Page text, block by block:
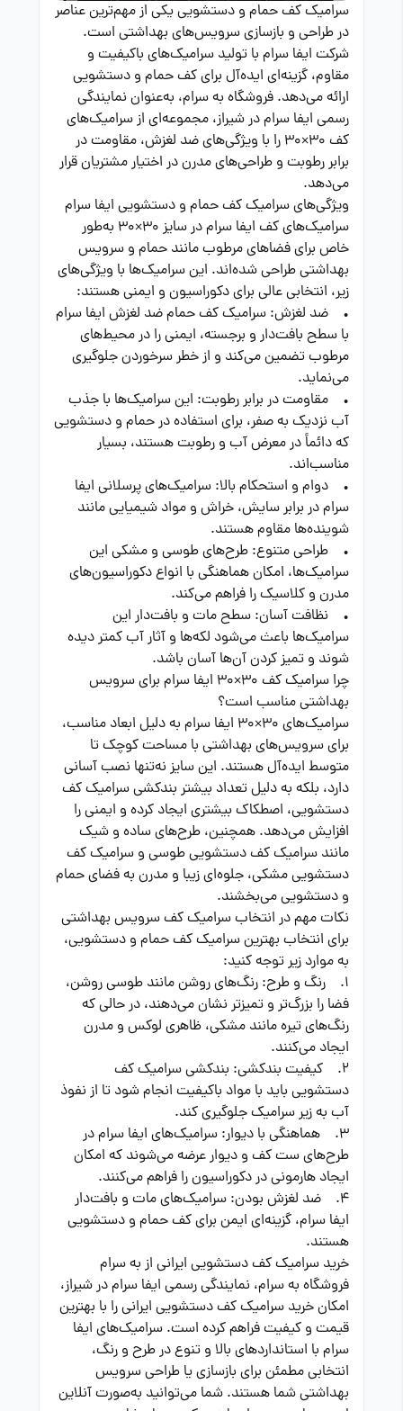
سرامیک کف حمام و دستشویی یکی از مهم‌ترین عناصر
در طراحی و بازسازی سرویس‌های بهداشتی است.
شرکت ایفا سرام با تولید سرامیک‌های باکیفیت و
مقاوم، گزینه‌ای ایده‌آل برای کف حمام و دستشویی
ارائه می‌دهد. فروشگاه به سرام، به‌عنوان نمایندگی
رسمی ایفا سرام در شیراز، مجموعه‌ای از سرامیک‌های
کف 30×30 را با ویژگی‌های ضد لغزش، مقاومت در
برابر رطوبت و طراحی‌های مدرن در اختیار مشتریان قرار
می‌دهد.
ویژگی‌های سرامیک کف حمام و دستشویی ایفا سرام
سرامیک‌های کف ایفا سرام در سایز 30×30 به‌طور
خاص برای فضاهای مرطوب مانند حمام و سرویس
بهداشتی طراحی شده‌اند. این سرامیک‌ها با ویژگی‌های
زیر، انتخابی عالی برای دکوراسیون و ایمنی هستند:
• ضد لغزش: سرامیک کف حمام ضد لغزش ایفا سرام
با سطح بافت‌دار و برجسته، ایمنی را در محیط‌های
مرطوب تضمین می‌کند و از خطر سرخوردن جلوگیری
می‌نماید.
• مقاومت در برابر رطوبت: این سرامیک‌ها با جذب
آب نزدیک به صفر، برای استفاده در حمام و دستشویی
که دائماً در معرض آب و رطوبت هستند، بسیار
مناسب‌اند.
• دوام و استحکام بالا: سرامیک‌های پرسلانی ایفا
سرام در برابر سایش، خراش و مواد شیمیایی مانند
شوینده‌ها مقاوم هستند.
• طراحی متنوع: طرح‌های طوسی و مشکی این
سرامیک‌ها، امکان هماهنگی با انواع دکوراسیون‌های
مدرن و کلاسیک را فراهم می‌کند.
• نظافت آسان: سطح مات و بافت‌دار این
سرامیک‌ها باعث می‌شود لکه‌ها و آثار آب کمتر دیده
شوند و تمیز کردن آن‌ها آسان باشد.
چرا سرامیک کف 30×30 ایفا سرام برای سرویس
بهداشتی مناسب است؟
سرامیک‌های 30×30 ایفا سرام به دلیل ابعاد مناسب،
برای سرویس‌های بهداشتی با مساحت کوچک تا
متوسط ایده‌آل هستند. این سایز نه‌تنها نصب آسانی
دارد، بلکه به دلیل تعداد بیشتر بندکشی سرامیک کف
دستشویی، اصطکاک بیشتری ایجاد کرده و ایمنی را
افزایش می‌دهد. همچنین، طرح‌های ساده و شیک
مانند سرامیک کف دستشویی طوسی و سرامیک کف
دستشویی مشکی، جلوه‌ای زیبا و مدرن به فضای حمام
و دستشویی می‌بخشند.
نکات مهم در انتخاب سرامیک کف سرویس بهداشتی
برای انتخاب بهترین سرامیک کف حمام و دستشویی،
به موارد زیر توجه کنید:
1. رنگ و طرح: رنگ‌های روشن مانند طوسی روشن،
فضا را بزرگ‌تر و تمیزتر نشان می‌دهند، در حالی که
رنگ‌های تیره مانند مشکی، ظاهری لوکس و مدرن
ایجاد می‌کنند.
2. کیفیت بندکشی: بندکشی سرامیک کف
دستشویی باید با مواد باکیفیت انجام شود تا از نفوذ
آب به زیر سرامیک جلوگیری کند.
3. هماهنگی با دیوار: سرامیک‌های ایفا سرام در
طرح‌های ست کف و دیوار عرضه می‌شوند که امکان
ایجاد هارمونی در دکوراسیون را فراهم می‌کنند.
4. ضد لغزش بودن: سرامیک‌های مات و بافت‌دار
ایفا سرام، گزینه‌ای ایمن برای کف حمام و دستشویی
هستند.
خرید سرامیک کف دستشویی ایرانی از به سرام
فروشگاه به سرام، نمایندگی رسمی ایفا سرام در شیراز،
امکان خرید سرامیک کف دستشویی ایرانی را با بهترین
قیمت و کیفیت فراهم کرده است. سرامیک‌های ایفا
سرام با استانداردهای بالا و تنوع در طرح و رنگ،
انتخابی مطمئن برای بازسازی یا طراحی سرویس
بهداشتی شما هستند. شما می‌توانید به‌صورت آنلاین